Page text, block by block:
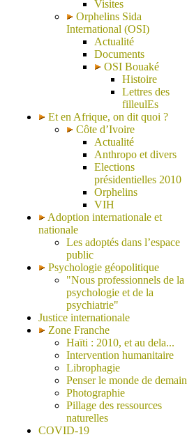
Visites
Orphelins Sida
International (OSI)
Actualité
Documents
OSI Bouaké
Histoire
Lettres des
filleulEs
Et en Afrique, on dit quoi ?
Côte d’Ivoire
Actualité
Anthropo et divers
Elections
présidentielles 2010
Orphelins
VIH
Adoption internationale et
nationale
Les adoptés dans l’espace
public
Psychologie géopolitique
"Nous professionnels de la
psychologie et de la
psychiatrie"
Justice internationale
Zone Franche
Haïti : 2010, et au dela...
Intervention humanitaire
Librophagie
Penser le monde de demain
Photographie
Pillage des ressources
naturelles
COVID-19